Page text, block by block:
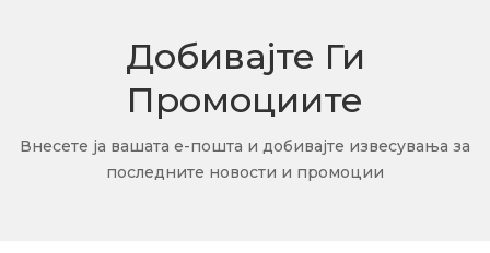
Добивајте Ги
Промоциите
Внесете ја вашата е-пошта и добивајте извесувања за
последните новости и промоции